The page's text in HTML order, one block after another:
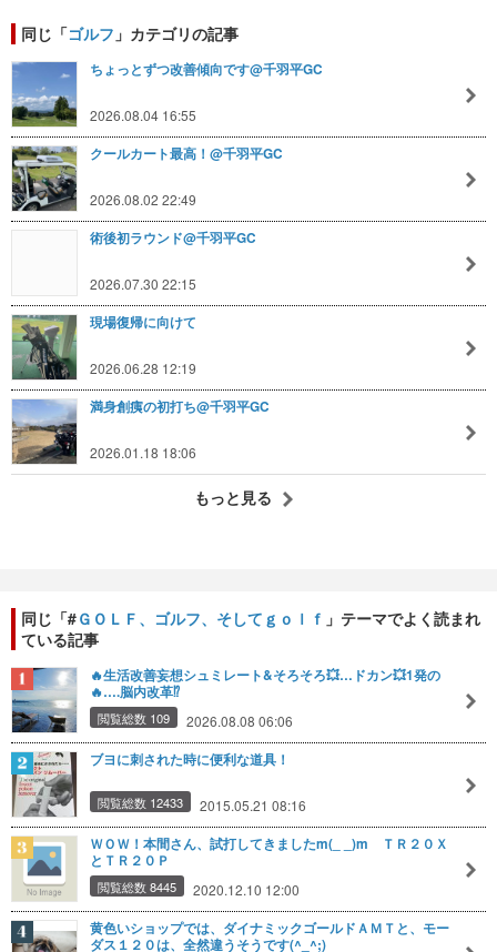
同じ「ゴルフ 」カテゴリの記事
ちょっとずつ改善傾向です@千羽平GC
2026.08.04 16:55
クールカート最高！@千羽平GC
2026.08.02 22:49
術後初ラウンド@千羽平GC
2026.07.30 22:15
現場復帰に向けて
2026.06.28 12:19
満身創痍の初打ち@千羽平GC
2026.01.18 18:06
もっと見る
同じ「#ＧＯＬＦ、ゴルフ、そしてｇｏｌｆ 」テーマでよく読まれ
ている記事
🔥生活改善妄想シュミレート&そろそろ💥…ドカン💥1発の
🔥….脳内改革⁉️
閲覧総数 109 2026.08.08 06:06
ブヨに刺された時に便利な道具！
閲覧総数 12433 2015.05.21 08:16
ＷＯＷ！本間さん、試打してきましたm(_ _)m ＴＲ２０Ｘ
とＴＲ２０Ｐ
閲覧総数 8445 2020.12.10 12:00
黄色いショップでは、ダイナミックゴールドＡＭＴと、モー
ダス１２０は、全然違うそうです(^_^;)